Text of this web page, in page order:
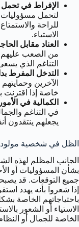
الإفراط في تحمل
لتحمل مسؤوليات
للراحة
الاستياء.
العناد مقابل
من الصعب عليهم
التناغم الذي يسعى إليه
التدخل المفرط
الآخرين
خاصة إذا اقترنت
الكمالية في
في التناغم
يجعلهم ينتقدون
الظل في شخصية مولود 6 مايو
الجانب المظلم لهذه
بشأن المسؤوليات أو
جميع التوقعات. قد
إذا شعروا بأنه يهدد
باحتياجاتهم الخاصة
الاستياء أو الشعور
الخاصة للجمال أو